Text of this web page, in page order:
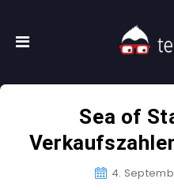
Sea of
4.